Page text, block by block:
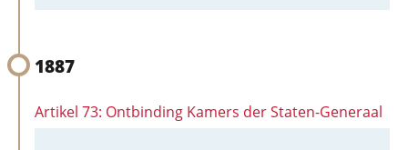
1887
Artikel 73: Ontbinding Kamers der Staten-Generaal